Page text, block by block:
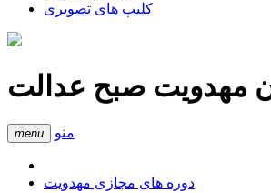
کلیپ های تصویری
مهدویت صبح عدالت
menu منو
دوره های مجازی مهدویت